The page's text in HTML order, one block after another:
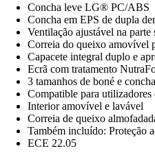
Concha leve LG® PC/ABS
Concha em EPS de dupla
Ventilação ajustável na
Correia do queixo amovível
Capacete integral duplo e
Ecrã com tratamento
3 tamanhos de boné e
Compatible para utilizadores
Interior amovível e lavável
Correia de queixo
Também incluído: Proteção
ECE 22.05